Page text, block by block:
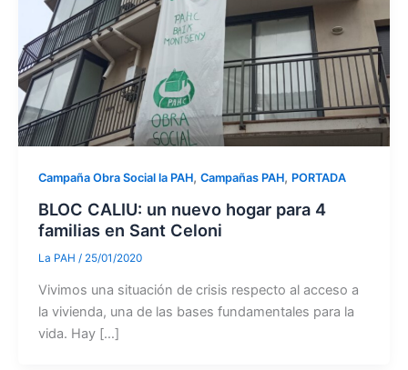
Campaña Obra Social la PAH, Campañas PAH, PORTADA
BLOC CALIU: un nuevo hogar para 4
familias en Sant Celoni
La PAH / 25/01/2020
Vivimos una situación de crisis respecto al acceso a
la vivienda, una de las bases fundamentales para la
vida. Hay […]